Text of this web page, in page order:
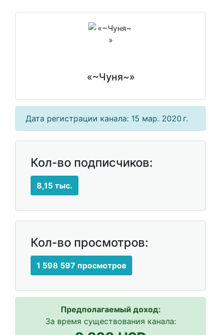
«~Чуня~»
Дата регистрации канала: 15 мар. 2020 г.
Кол-во подписчиков:
8,15 тыс.
Кол-во просмотров:
1 598 597 просмотров
Предполагаемый доход:
За время существования канала: